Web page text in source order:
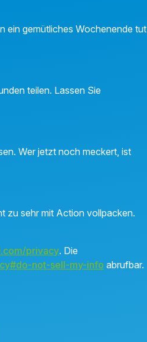
ein gemütliches Wochenende tut
teilen. Lassen Sie
Wer jetzt noch meckert, ist
zu sehr mit Action vollpacken.
privacy. Die
not-sell-my-info abrufbar.